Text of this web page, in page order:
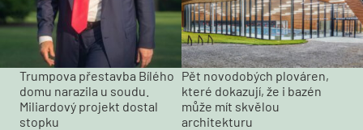
Trumpova přestavba Bílého
domu narazila u soudu.
Miliardový projekt dostal
stopku
Pět novodobých plováren,
které dokazují, že i bazén
může mít skvělou
architekturu